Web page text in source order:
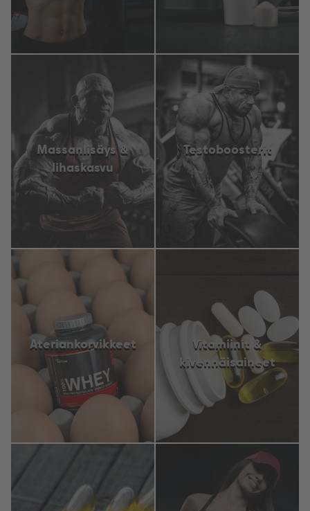
Massanlisäys &
lihaskasvu
Testoboosterit
Ateriankorvikkeet
Vitamiinit &
kivennäisaineet